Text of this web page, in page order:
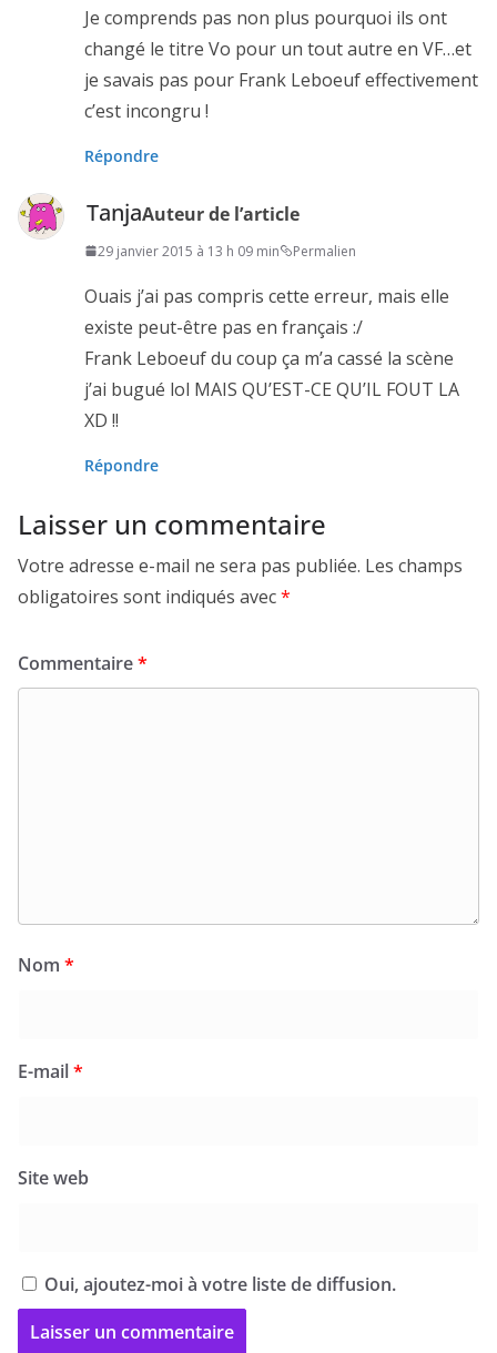
Je comprends pas non plus pourquoi ils ont
changé le titre Vo pour un tout autre en VF…et
je savais pas pour Frank Leboeuf effectivement
c’est incongru !
Répondre
TanjaAuteur de l’article
29 janvier 2015 à 13 h 09 min Permalien
Ouais j’ai pas compris cette erreur, mais elle
existe peut-être pas en français :/
Frank Leboeuf du coup ça m’a cassé la scène
j’ai bugué lol MAIS QU’EST-CE QU’IL FOUT LA
XD !!
Répondre
Laisser un commentaire
Votre adresse e-mail ne sera pas publiée. Les champs
obligatoires sont indiqués avec*
Commentaire*
Nom *
E-mail*
Site web
Oui, ajoutez-moi à votre liste de diffusion.